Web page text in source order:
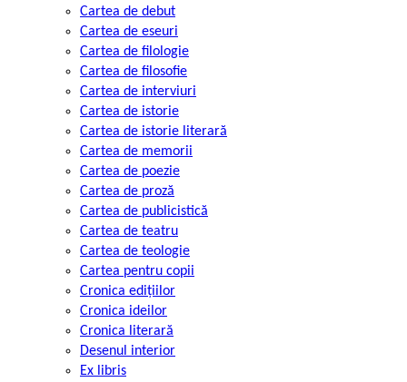
Cartea de debut
Cartea de eseuri
Cartea de filologie
Cartea de filosofie
Cartea de interviuri
Cartea de istorie
Cartea de istorie literară
Cartea de memorii
Cartea de poezie
Cartea de proză
Cartea de publicistică
Cartea de teatru
Cartea de teologie
Cartea pentru copii
Cronica edițiilor
Cronica ideilor
Cronica literară
Desenul interior
Ex libris